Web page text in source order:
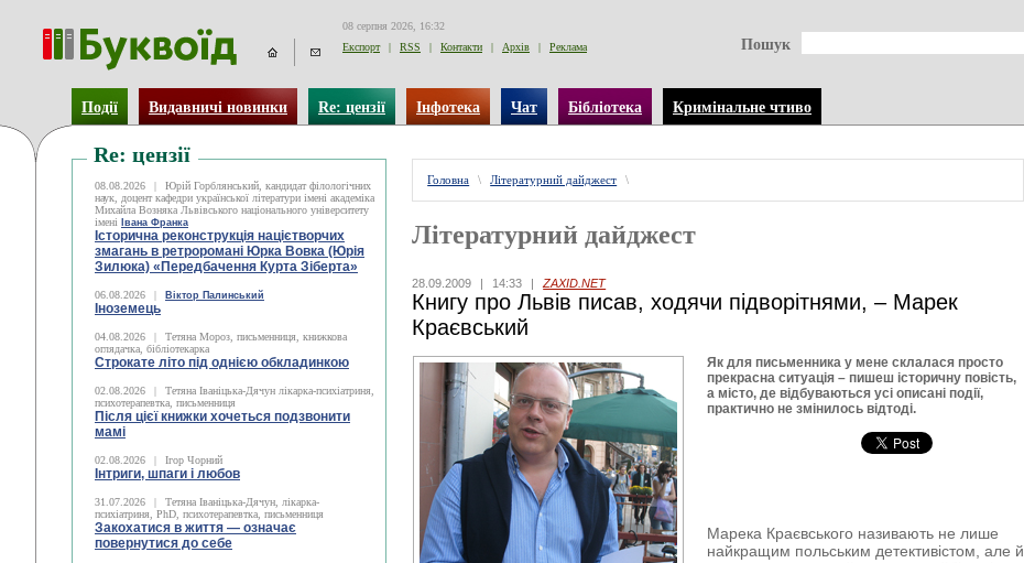
08 серпня 2026, 16:32
Експорт
| RSS | Контакти | Архів | Реклама Пошук
Події Видавничі новинки Re: цензії Інфотека Чат Бібліотека Кримінальне чтиво
Re: цензії
08.08.2026 |
Юрій Горблянський, кандидат філологічних
наук, доцент кафедри української літератури імені академіка
Михайла Возняка Львівського національного університету
імені
Івана Франка
Історична реконструкція націєтворчих
змагань в ретроромані Юрка Вовка (Юрія
Зилюка) «Передбачення Курта Зіберта»
06.08.2026 | Віктор Палинський
Іноземець
04.08.2026 |
Тетяна Мороз, письменниця, книжкова
оглядачка, бібліотекарка
Строкате літо під однією обкладинкою
02.08.2026 |
Тетяна Іваніцька-Дячун лікарка-психіатриня,
психотерапевтка, письменниця
Після цієї книжки хочеться подзвонити
мамі
02.08.2026 | Ігор Чорний
Інтриги, шпаги і любов
31.07.2026 |
Тетяна Іваніцька-Дячун, лікарка-
психіатриня, PhD, психотерапевтка, письменниця
Закохатися в життя — означає
повернутися до себе
Головна \ Літературний дайджест \
Літературний дайджест
28.09.2009 | 14:33 | ZAXID.NET
Книгу про Львів писав, ходячи підворітнями, – Марек
Краєвський
Як для письменника у мене склалася просто
прекрасна ситуація – пишеш історичну повість,
а місто, де відбуваються усі описані події,
практично не змінилось відтоді.
Марека Краєвського називають не лише
найкращим польським детективістом, але й